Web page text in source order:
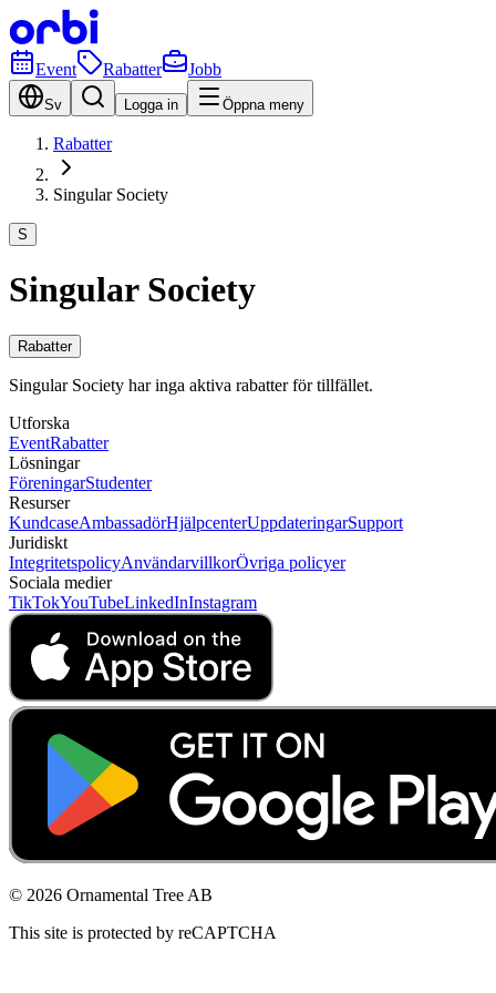
Event Rabatter Jobb
Sv Logga in Öppna meny
Rabatter
Singular Society
S
Singular Society
Rabatter
Singular Society har inga aktiva rabatter för tillfället.
Utforska
EventRabatter
Lösningar
FöreningarStudenter
Resurser
KundcaseAmbassadörHjälpcenterUppdateringarSupport
Juridiskt
IntegritetspolicyAnvändarvillkorÖvriga policyer
Sociala medier
TikTokYouTubeLinkedInInstagram
© 2026 Ornamental Tree AB
This site is protected by reCAPTCHA